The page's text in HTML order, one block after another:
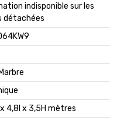
indisponible sur les
détachées
4,8l x 3,5H mètres